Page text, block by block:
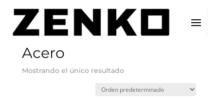
Inicio / Concepto del producto / Acero
Acero
Mostrando el único resultado